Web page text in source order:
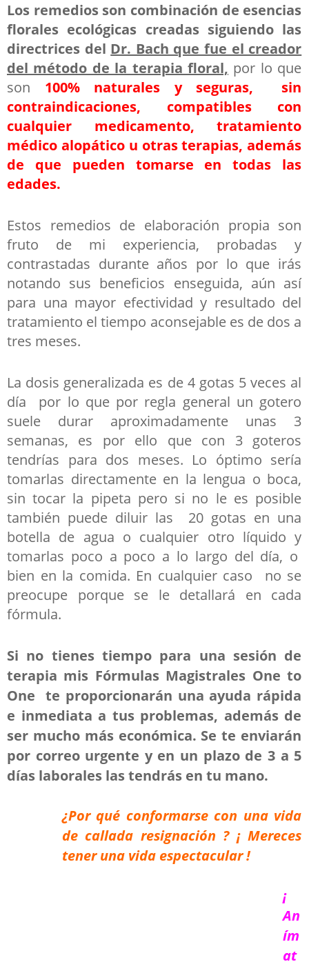
Los remedios son combinación de esencias
florales ecológicas creadas siguiendo las
directrices del Dr. Bach que fue el creador
del método de la terapia floral, por lo que
son 100% naturales y seguras,
sin
contraindicaciones, compatibles con
cualquier medicamento, tratamiento
médico alopático u otras terapias, además
de que pueden tomarse
en todas las
edades.
Estos remedios de elaboración propia son
fruto de mi experiencia, probadas y
contrastadas durante años por lo que irás
notando sus beneficios enseguida, aún así
para una mayor efectividad y resultado del
tratamiento el tiempo aconsejable es de dos a
tres meses.
La dosis generalizada es de 4 gotas 5 veces al
día por lo que por regla general un gotero
suele durar aproximadamente unas 3
semanas, es por ello que con 3 goteros
tendrías para dos meses. Lo óptimo sería
tomarlas directamente en la lengua o boca,
sin tocar la pipeta pero si no le es posible
también puede diluir las 20 gotas en una
botella de agua o cualquier otro líquido y
tomarlas poco a poco a lo largo del día, o
bien en la comida. En cualquier caso no se
preocupe porque se le detallará en cada
fórmula.
Si no tienes tiempo para una sesión de
terapia mis Fórmulas Magistrales One to
One te proporcionarán una ayuda rápida
e inmediata a tus problemas, además de
ser mucho más económica. Se te enviarán
por correo urgente y en un plazo de 3 a 5
días laborales las tendrás en tu mano.
¿Por qué conformarse con una vida
de callada resignación ? ¡ Mereces
tener una vida espectacular !
¡
An
ím
at